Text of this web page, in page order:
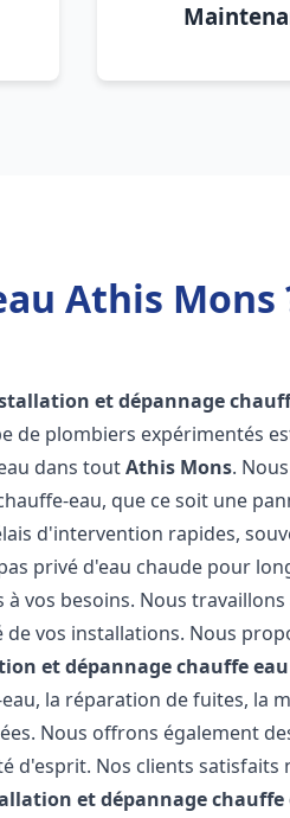
Athis Mons
et dépannage
de plombiers expérimentés
dans toutAthis Mons.
eau, que ce soit une
d'intervention rapides,
privé d'eau chaude pour
vos besoins. Nous travaillons
vos installations. Nous
et dépannage chauffe eau
la réparation de fuites, la
Nous offrons également
d'esprit. Nos clients satisfaits
et dépannage chauffe